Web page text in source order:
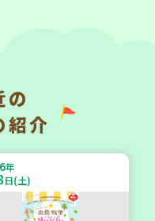
市東灘区
ルームすみれ会」
第2金曜日）
カフェ・つどい場
の
紹介
年
日(土)